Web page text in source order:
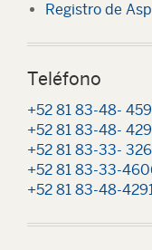
Registro de
Teléfono
+52 81 83-48-
+52 81 83-48-
+52 81 83-33-
+52 81 83-33-
+52 81 83-48-